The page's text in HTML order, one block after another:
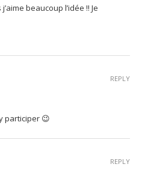
beaucoup l’idée !! Je
participer 😉
REPLY
REPLY